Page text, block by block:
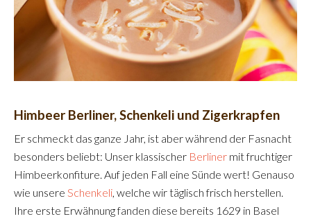
Himbeer Berliner, Schenkeli und Zigerkrapfen
Er schmeckt das ganze Jahr, ist aber während der Fasnacht
besonders beliebt: Unser klassischer Berliner mit fruchtiger
Himbeerkonfiture. Auf jeden Fall eine Sünde wert! Genauso
wie unsere Schenkeli, welche wir täglisch frisch herstellen.
Ihre erste Erwähnung fanden diese bereits 1629 in Basel